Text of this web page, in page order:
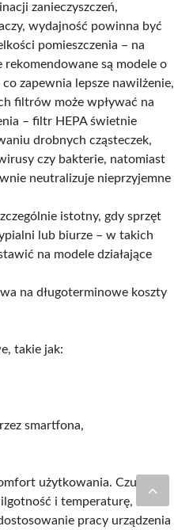
zanieczyszczeń,
wydajność powinna być
pomieszczenia – na
rekomendowane są modele o
zapewnia lepsze nawilżenie,
filtrów może wpływać na
– filtr HEPA świetnie
drobnych cząsteczek,
czy bakterie, natomiast
neutralizuje nieprzyjemne
istotny, gdy sprzęt
lub biurze – w takich
na modele działające
na długoterminowe koszty
takie jak:
smartfona,
użytkowania. Czujniki,
i temperaturę,
pracy urządzenia